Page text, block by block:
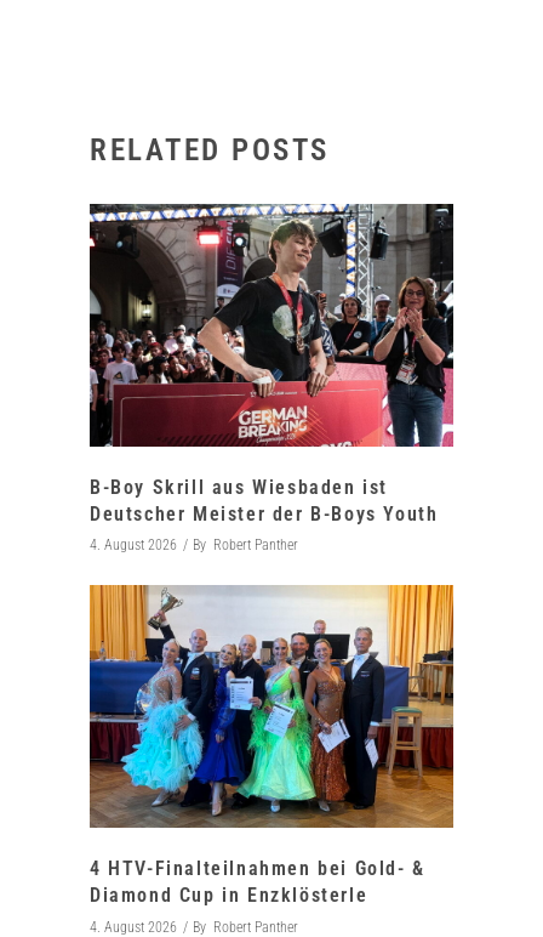
RELATED POSTS
B-Boy Skrill aus Wiesbaden ist
Deutscher Meister der B-Boys Youth
4. August 2026 By Robert Panther
4 HTV-Finalteilnahmen bei Gold- &
Diamond Cup in Enzklösterle
4. August 2026 By Robert Panther